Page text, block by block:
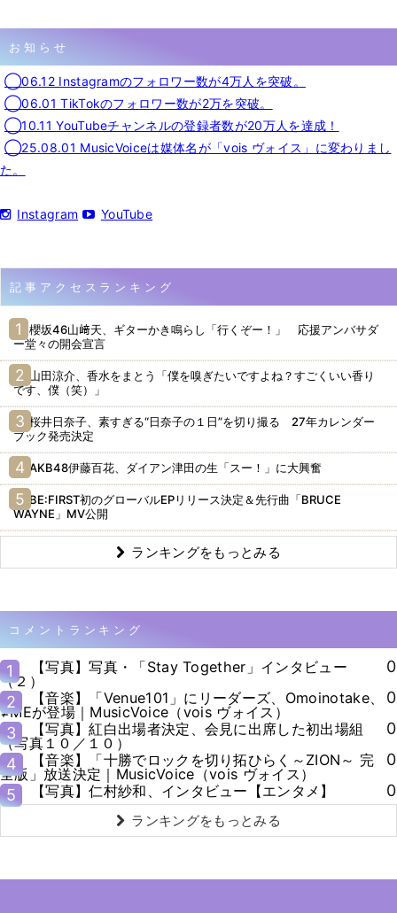
お知らせ
◯06.12 Instagramのフォロワー数が4万人を突破。
◯06.01 TikTokのフォロワー数が2万を突破。
◯10.11 YouTubeチャンネルの登録者数が20万人を達成！
◯25.08.01 MusicVoiceは媒体名が「vois ヴォイス」に変わりまし
た。
Instagram YouTube
記事アクセスランキング
櫻坂46山﨑天、ギターかき鳴らし「行くぞー！」 応援アンバサダ
ー堂々の開会宣言
山田涼介、香水をまとう「僕を嗅ぎたいですよね？すごくいい香り
です、僕（笑）」
桜井日奈子、素すぎる“日奈子の１日”を切り撮る 27年カレンダー
ブック発売決定
AKB48伊藤百花、ダイアン津田の生「スー！」に大興奮
BE:FIRST初のグローバルEPリリース決定＆先行曲「BRUCE
WAYNE」MV公開
ランキングをもっとみる
コメントランキング
1
【写真】写真・「Stay Together」インタビュー
（２）
0
2
【音楽】「Venue101」にリーダーズ、Omoinotake、
≠MEが登場｜MusicVoice（vois ヴォイス）
0
3
【写真】紅白出場者決定、会見に出席した初出場組
（写真１０／１０）
0
4
【音楽】「十勝でロックを切り拓ひらく～ZION～ 完
全版」放送決定｜MusicVoice（vois ヴォイス）
0
5
【写真】仁村紗和、インタビュー【エンタメ】 0
ランキングをもっとみる